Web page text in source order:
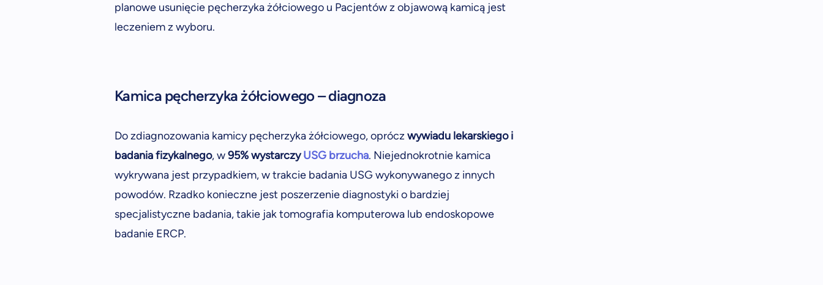
planowe usunięcie pęcherzyka żółciowego u Pacjentów z objawową kamicą jest
leczeniem z wyboru.
Kamica pęcherzyka żółciowego – diagnoza
Do zdiagnozowania kamicy pęcherzyka żółciowego, oprócz wywiadu lekarskiego i
badania fizykalnego, w95% wystarczyUSG brzucha. Niejednokrotnie kamica
wykrywana jest przypadkiem, w trakcie badania USG wykonywanego z innych
powodów. Rzadko konieczne jest poszerzenie diagnostyki o bardziej
specjalistyczne badania, takie jak tomografia komputerowa lub endoskopowe
badanie ERCP.